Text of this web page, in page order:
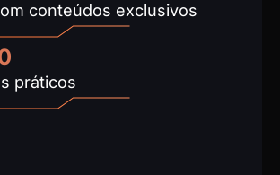
conteúdos exclusivos
práticos